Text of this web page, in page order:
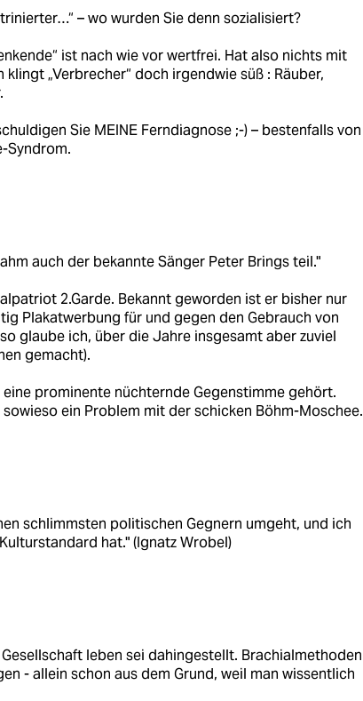
– wo wurden Sie denn sozialisiert?
ist nach wie vor wertfrei. Hat also nichts mit
„Verbrecher“ doch irgendwie süß : Räuber,
Sie MEINE Ferndiagnose ;-) – bestenfalls von
Syndrom.
auch der bekannte Sänger Peter Brings teil."
2.Garde. Bekannt geworden ist er bisher nur
Plakatwerbung für und gegen den Gebrauch von
glaube ich, über die Jahre insgesamt aber zuviel
gemacht).
prominente nüchternde Gegenstimme gehört.
ein Problem mit der schicken Böhm-Moschee.
schlimmsten politischen Gegnern umgeht, und ich
hat." (Ignatz Wrobel)
leben sei dahingestellt. Brachialmethoden
- allein schon aus dem Grund, weil man wissentlich